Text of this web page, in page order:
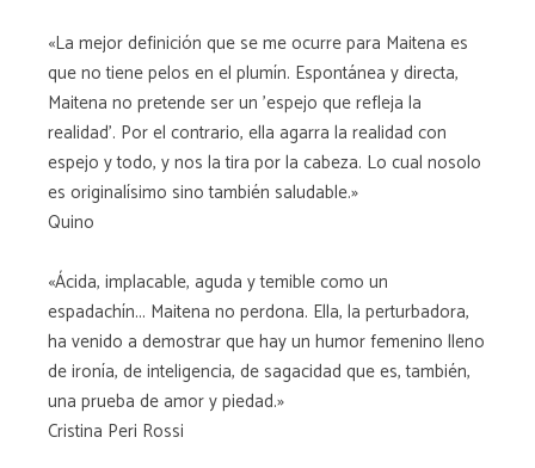
«La mejor definición que se me ocurre para Maitena es
que no tiene pelos en el plumín. Espontánea y directa,
Maitena no pretende ser un 'espejo que refleja la
realidad'. Por el contrario, ella agarra la realidad con
espejo y todo, y nos la tira por la cabeza. Lo cual nosolo
es originalísimo sino también saludable.»
Quino
«Ácida, implacable, aguda y temible como un
espadachín... Maitena no perdona. Ella, la perturbadora,
ha venido a demostrar que hay un humor femenino lleno
de ironía, de inteligencia, de sagacidad que es, también,
una prueba de amor y piedad.»
Cristina Peri Rossi